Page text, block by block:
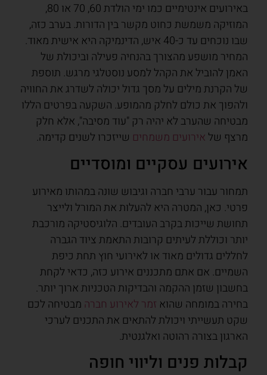
באירועים אינטימיים כמו ימי הולדת 60, 70 או 80,
המוזיקה משמשת כחוט מקשר בין הדורות. בערב כזה,
שבו נוכחים עד כ-40 איש, הדינמיקה היא אישית מאוד.
המחיר מושפע מהצורך בהנחיה פעילה וביכולת של
האמן להוביל את הקהל למסע נוסטלגי מרגש. תוספת
של הקרנת מילים על מסך גדול יכולה לשדרג את החוויה
ולהפוך את כולם לחלק מהמופע. השקעה בפרטים הללו
מבטיחה שהערב לא יהיה רק "עוד מסיבה", אלא חלק
מרצף של אירועים משמחים שייזכרו לשנים קדימה.
אירועים עסקיים ומוסדיים
תמחור עבור ערבי חברה וגיבוש שונה במהותו מאירוע
פרטי. כאן, המטרה היא להעלות את המורל ולייצר
תחושת שייכות בקרב העובדים. הלוגיסטיקה מורכבת
יותר וכוללת לעיתים קרובות התאמת ציוד הגברה
לחללים גדולים מאוד או לאירועי חוץ תחת כיפת
השמיים. אם אתם מתכננים אירוע כזה, כדאי לקחת
בחשבון שזמן ההקמה והבדיקות הטכניות ארוך יותר.
בחירה במומחה שהוא זמר לאירוע חברה מבטיחה לכם
שקט תעשייתי ויכולת להתאים את התכנים לערכי
הארגון בצורה רהוטה ואלגנטית.
קבלות פנים וליווי חופה